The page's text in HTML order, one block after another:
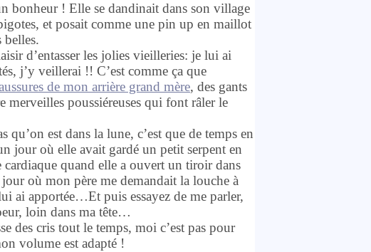
bonheur ! Elle se dandinait dans son village
et posait comme une pin up en maillot
belles.
d’entasser les jolies vieilleries: je lui ai
j’y veillerai !! C’est comme ça que
de mon arrière grand mère, des gants
merveilles poussiéreuses qui font râler le
qu’on est dans la lune, c’est que de temps en
jour où elle avait gardé un petit serpent en
quand elle a ouvert un tiroir dans
où mon père me demandait la louche à
ai apportée…Et puis essayez de me parler,
loin dans ma tête…
des cris tout le temps, moi c’est pas pour
volume est adapté !